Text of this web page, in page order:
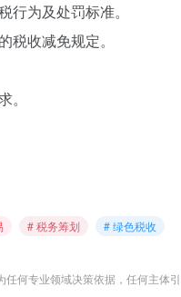
为及处罚标准。
收减免规定。
# 税务筹划 # 绿色税收
何专业领域决策依据，任何主体